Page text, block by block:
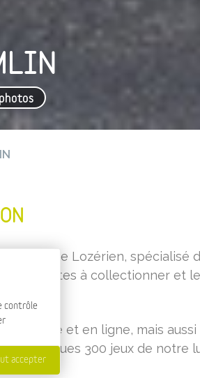
commerce Lozérien, spécialisé
les cartes à collectionner et
physique et en ligne, mais
quelques 300 jeux de notre
contrôle
accepter